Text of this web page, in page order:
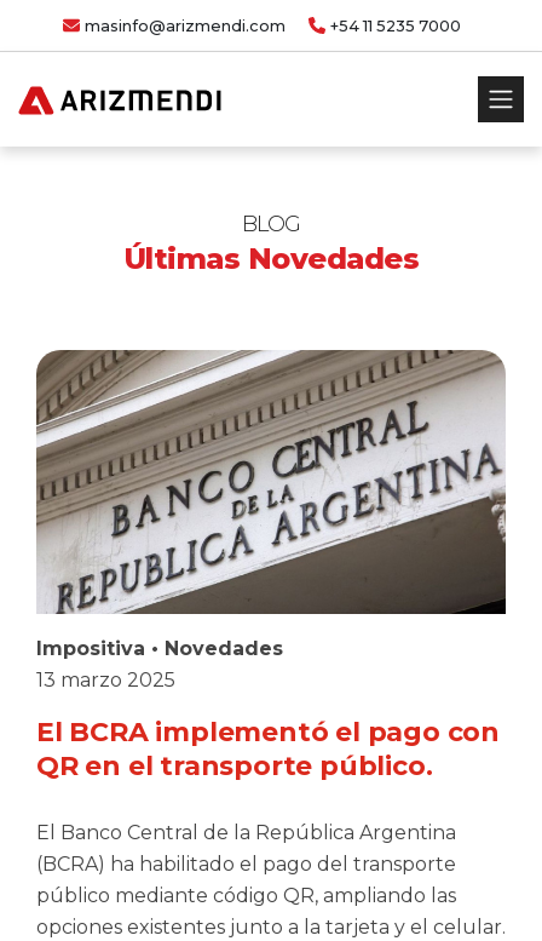
masinfo@arizmendi.com +54 11 5235 7000
BLOG
Últimas Novedades
Impositiva • Novedades
13 marzo 2025
El BCRA implementó el pago con
QR en el transporte público.
El Banco Central de la República Argentina
(BCRA) ha habilitado el pago del transporte
público mediante código QR, ampliando las
opciones existentes junto a la tarjeta y el celular.